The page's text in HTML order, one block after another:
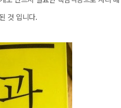
것 입니다.